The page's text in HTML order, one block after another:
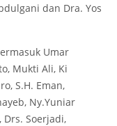
dan Dra. Yos
Umar
Mukti Ali, Ki
S.H. Eman,
Ny.Yuniar
Drs. Soerjadi,